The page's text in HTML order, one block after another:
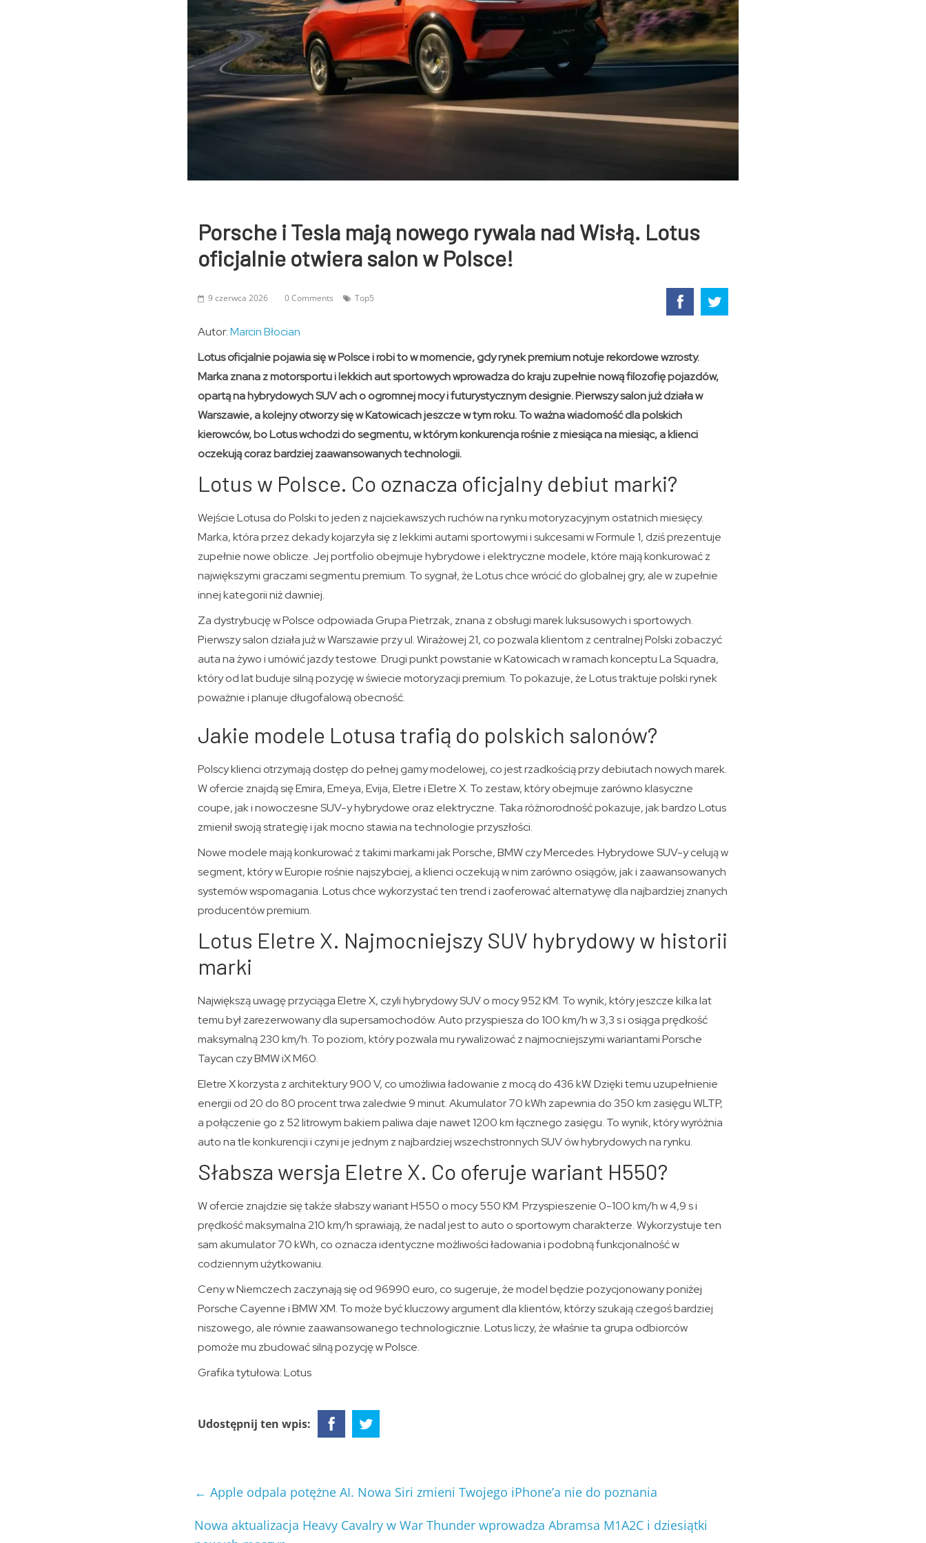
Porsche i Tesla mają nowego rywala nad Wisłą. Lotus
oficjalnie otwiera salon w Polsce!
9 czerwca 2026 0 Comments Top5
Autor:Marcin Błocian
Lotus oficjalnie pojawia się w Polsce i robi to w momencie, gdy rynek premium notuje rekordowe wzrosty.
Marka znana z motorsportu i lekkich aut sportowych wprowadza do kraju zupełnie nową filozofię pojazdów,
opartą na hybrydowych SUV ach o ogromnej mocy i futurystycznym designie. Pierwszy salon już działa w
Warszawie, a kolejny otworzy się w Katowicach jeszcze w tym roku. To ważna wiadomość dla polskich
kierowców, bo Lotus wchodzi do segmentu, w którym konkurencja rośnie z miesiąca na miesiąc, a klienci
oczekują coraz bardziej zaawansowanych technologii.
Lotus w Polsce. Co oznacza oficjalny debiut marki?
Wejście Lotusa do Polski to jeden z najciekawszych ruchów na rynku motoryzacyjnym ostatnich miesięcy.
Marka, która przez dekady kojarzyła się z lekkimi autami sportowymi i sukcesami w Formule 1, dziś prezentuje
zupełnie nowe oblicze. Jej portfolio obejmuje hybrydowe i elektryczne modele, które mają konkurować z
największymi graczami segmentu premium. To sygnał, że Lotus chce wrócić do globalnej gry, ale w zupełnie
innej kategorii niż dawniej.
Za dystrybucję w Polsce odpowiada Grupa Pietrzak, znana z obsługi marek luksusowych i sportowych.
Pierwszy salon działa już w Warszawie przy ul. Wirażowej 21, co pozwala klientom z centralnej Polski zobaczyć
auta na żywo i umówić jazdy testowe. Drugi punkt powstanie w Katowicach w ramach konceptu La Squadra,
który od lat buduje silną pozycję w świecie motoryzacji premium. To pokazuje, że Lotus traktuje polski rynek
poważnie i planuje długofalową obecność.
Jakie modele Lotusa trafią do polskich salonów?
Polscy klienci otrzymają dostęp do pełnej gamy modelowej, co jest rzadkością przy debiutach nowych marek.
W ofercie znajdą się Emira, Emeya, Evija, Eletre i Eletre X. To zestaw, który obejmuje zarówno klasyczne
coupe, jak i nowoczesne SUV-y hybrydowe oraz elektryczne. Taka różnorodność pokazuje, jak bardzo Lotus
zmienił swoją strategię i jak mocno stawia na technologie przyszłości.
Nowe modele mają konkurować z takimi markami jak Porsche, BMW czy Mercedes. Hybrydowe SUV-y celują w
segment, który w Europie rośnie najszybciej, a klienci oczekują w nim zarówno osiągów, jak i zaawansowanych
systemów wspomagania. Lotus chce wykorzystać ten trend i zaoferować alternatywę dla najbardziej znanych
producentów premium.
Lotus Eletre X. Najmocniejszy SUV hybrydowy w historii
marki
Największą uwagę przyciąga Eletre X, czyli hybrydowy SUV o mocy 952 KM. To wynik, który jeszcze kilka lat
temu był zarezerwowany dla supersamochodów. Auto przyspiesza do 100 km/h w 3,3 s i osiąga prędkość
maksymalną 230 km/h. To poziom, który pozwala mu rywalizować z najmocniejszymi wariantami Porsche
Taycan czy BMW iX M60.
Eletre X korzysta z architektury 900 V, co umożliwia ładowanie z mocą do 436 kW. Dzięki temu uzupełnienie
energii od 20 do 80 procent trwa zaledwie 9 minut. Akumulator 70 kWh zapewnia do 350 km zasięgu WLTP,
a połączenie go z 52 litrowym bakiem paliwa daje nawet 1200 km łącznego zasięgu. To wynik, który wyróżnia
auto na tle konkurencji i czyni je jednym z najbardziej wszechstronnych SUV ów hybrydowych na rynku.
Słabsza wersja Eletre X. Co oferuje wariant H550?
W ofercie znajdzie się także słabszy wariant H550 o mocy 550 KM. Przyspieszenie 0-100 km/h w 4,9 s i
prędkość maksymalna 210 km/h sprawiają, że nadal jest to auto o sportowym charakterze. Wykorzystuje ten
sam akumulator 70 kWh, co oznacza identyczne możliwości ładowania i podobną funkcjonalność w
codziennym użytkowaniu.
Ceny w Niemczech zaczynają się od 96990 euro, co sugeruje, że model będzie pozycjonowany poniżej
Porsche Cayenne i BMW XM. To może być kluczowy argument dla klientów, którzy szukają czegoś bardziej
niszowego, ale równie zaawansowanego technologicznie. Lotus liczy, że właśnie ta grupa odbiorców
pomoże mu zbudować silną pozycję w Polsce.
Grafika tytułowa: Lotus
Udostępnij ten wpis:
← Apple odpala potężne AI. Nowa Siri zmieni Twojego iPhone’a nie do poznania
Nowa aktualizacja Heavy Cavalry w War Thunder wprowadza Abramsa M1A2C i dziesiątki